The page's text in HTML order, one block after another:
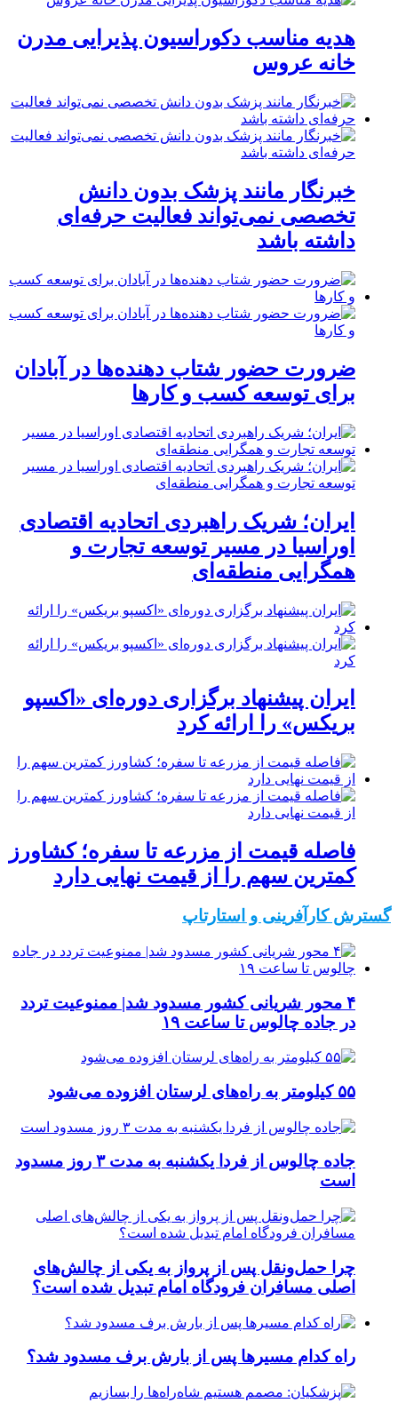
هدیه مناسب دکوراسیون پذیرایی مدرن
خانه عروس
خبرنگار مانند پزشک بدون دانش
تخصصی نمی‌تواند فعالیت حرفه‌ای
داشته باشد
ضرورت حضور شتاب ‌دهنده‌ها در آبادان
برای توسعه کسب‌ و کارها
ایران؛ شریک راهبردی اتحادیه اقتصادی
اوراسیا در مسیر توسعه تجارت و
همگرایی منطقه‌ای
ایران پیشنهاد برگزاری دوره‌ای «اکسپو
بریکس» را ارائه کرد
فاصله قیمت از مزرعه تا سفره؛ کشاورز
کمترین سهم را از قیمت نهایی دارد
گسترش کارآفرینی و استارتاپ
۴ محور شریانی کشور مسدود شد| ممنوعیت تردد
در جاده چالوس تا ساعت ۱۹
۵۵ کیلومتر به راه‌های لرستان افزوده می‌شود
جاده چالوس از فردا یکشنبه به مدت ۳ روز مسدود
است
چرا حمل‌ونقل پس از پرواز به یکی از چالش‌های
اصلی مسافران فرودگاه امام تبدیل شده است؟
راه کدام مسیرها پس از بارش برف مسدود شد؟